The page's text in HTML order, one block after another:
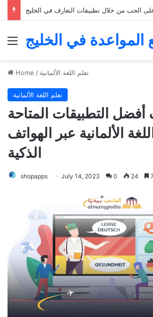
Menu
المواعدة في الخليج
Home / تعلم اللغة الألمانية
تعلم اللغة الألمانية
التطبيقات المتاحة
الألمانية عبر الهواتف
الذكية
shopapps July 14, 2023 0 24